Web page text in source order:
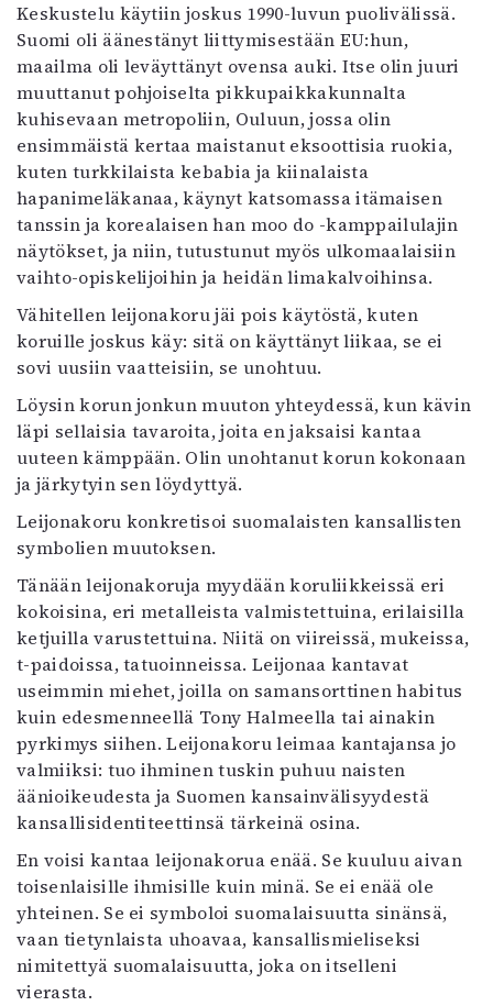
Keskustelu käytiin joskus 1990-luvun puolivälissä.
Suomi oli äänestänyt liittymisestään EU:hun,
maailma oli leväyttänyt ovensa auki. Itse olin juuri
muuttanut pohjoiselta pikkupaikkakunnalta
kuhisevaan metropoliin, Ouluun, jossa olin
ensimmäistä kertaa maistanut eksoottisia ruokia,
kuten turkkilaista kebabia ja kiinalaista
hapanimeläkanaa, käynyt katsomassa itämaisen
tanssin ja korealaisen han moo do -kamppailulajin
näytökset, ja niin, tutustunut myös ulkomaalaisiin
vaihto-opiskelijoihin ja heidän limakalvoihinsa.
Vähitellen leijonakoru jäi pois käytöstä, kuten
koruille joskus käy: sitä on käyttänyt liikaa, se ei
sovi uusiin vaatteisiin, se unohtuu.
Löysin korun jonkun muuton yhteydessä, kun kävin
läpi sellaisia tavaroita, joita en jaksaisi kantaa
uuteen kämppään. Olin unohtanut korun kokonaan
ja järkytyin sen löydyttyä.
Leijonakoru konkretisoi suomalaisten kansallisten
symbolien muutoksen.
Tänään leijonakoruja myydään koruliikkeissä eri
kokoisina, eri metalleista valmistettuina, erilaisilla
ketjuilla varustettuina. Niitä on viireissä, mukeissa,
t-paidoissa, tatuoinneissa. Leijonaa kantavat
useimmin miehet, joilla on samansorttinen habitus
kuin edesmenneellä Tony Halmeella tai ainakin
pyrkimys siihen. Leijonakoru leimaa kantajansa jo
valmiiksi: tuo ihminen tuskin puhuu naisten
äänioikeudesta ja Suomen kansainvälisyydestä
kansallisidentiteettinsä tärkeinä osina.
En voisi kantaa leijonakorua enää. Se kuuluu aivan
toisenlaisille ihmisille kuin minä. Se ei enää ole
yhteinen. Se ei symboloi suomalaisuutta sinänsä,
vaan tietynlaista uhoavaa, kansallismieliseksi
nimitettyä suomalaisuutta, joka on itselleni
vierasta.